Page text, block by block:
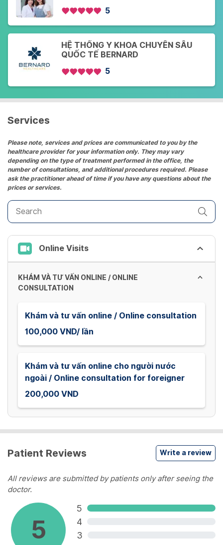
5
HỆ THỐNG Y KHOA CHUYÊN SÂU
QUỐC TẾ BERNARD
5
Services
Please note, services and prices are communicated to you by the
healthcare provider for your information only. They may vary
depending on the type of treatment performed in the office, the
number of consultations, and additional procedures required. Please
ask the practitioner ahead of time if you have any questions about the
prices or services.
Online Visits
KHÁM VÀ TƯ VẤN ONLINE / ONLINE
CONSULTATION
Khám và tư vấn online / Online consultation
100,000 VND/ lần
Khám và tư vấn online cho người nước
ngoài / Online consultation for foreigner
200,000 VND
Patient Reviews Write a review
All reviews are submitted by patients only after seeing the
doctor.
5
5
4
3